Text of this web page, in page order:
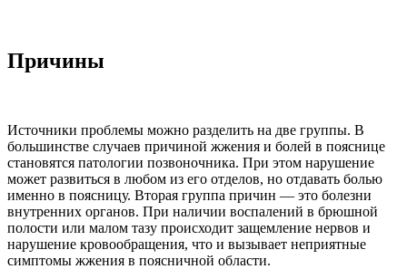
Причины
Источники проблемы можно разделить на две группы. В
большинстве случаев причиной жжения и болей в пояснице
становятся патологии позвоночника. При этом нарушение
может развиться в любом из его отделов, но отдавать болью
именно в поясницу. Вторая группа причин — это болезни
внутренних органов. При наличии воспалений в брюшной
полости или малом тазу происходит защемление нервов и
нарушение кровообращения, что и вызывает неприятные
симптомы жжения в поясничной области.